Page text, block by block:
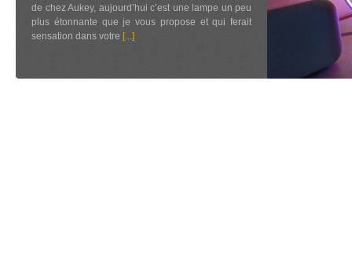
de chez Aukey, aujourd’hui c’est une lampe un peu
plus étonnante que je vous propose et qui ferait
sensation dans votre [...]